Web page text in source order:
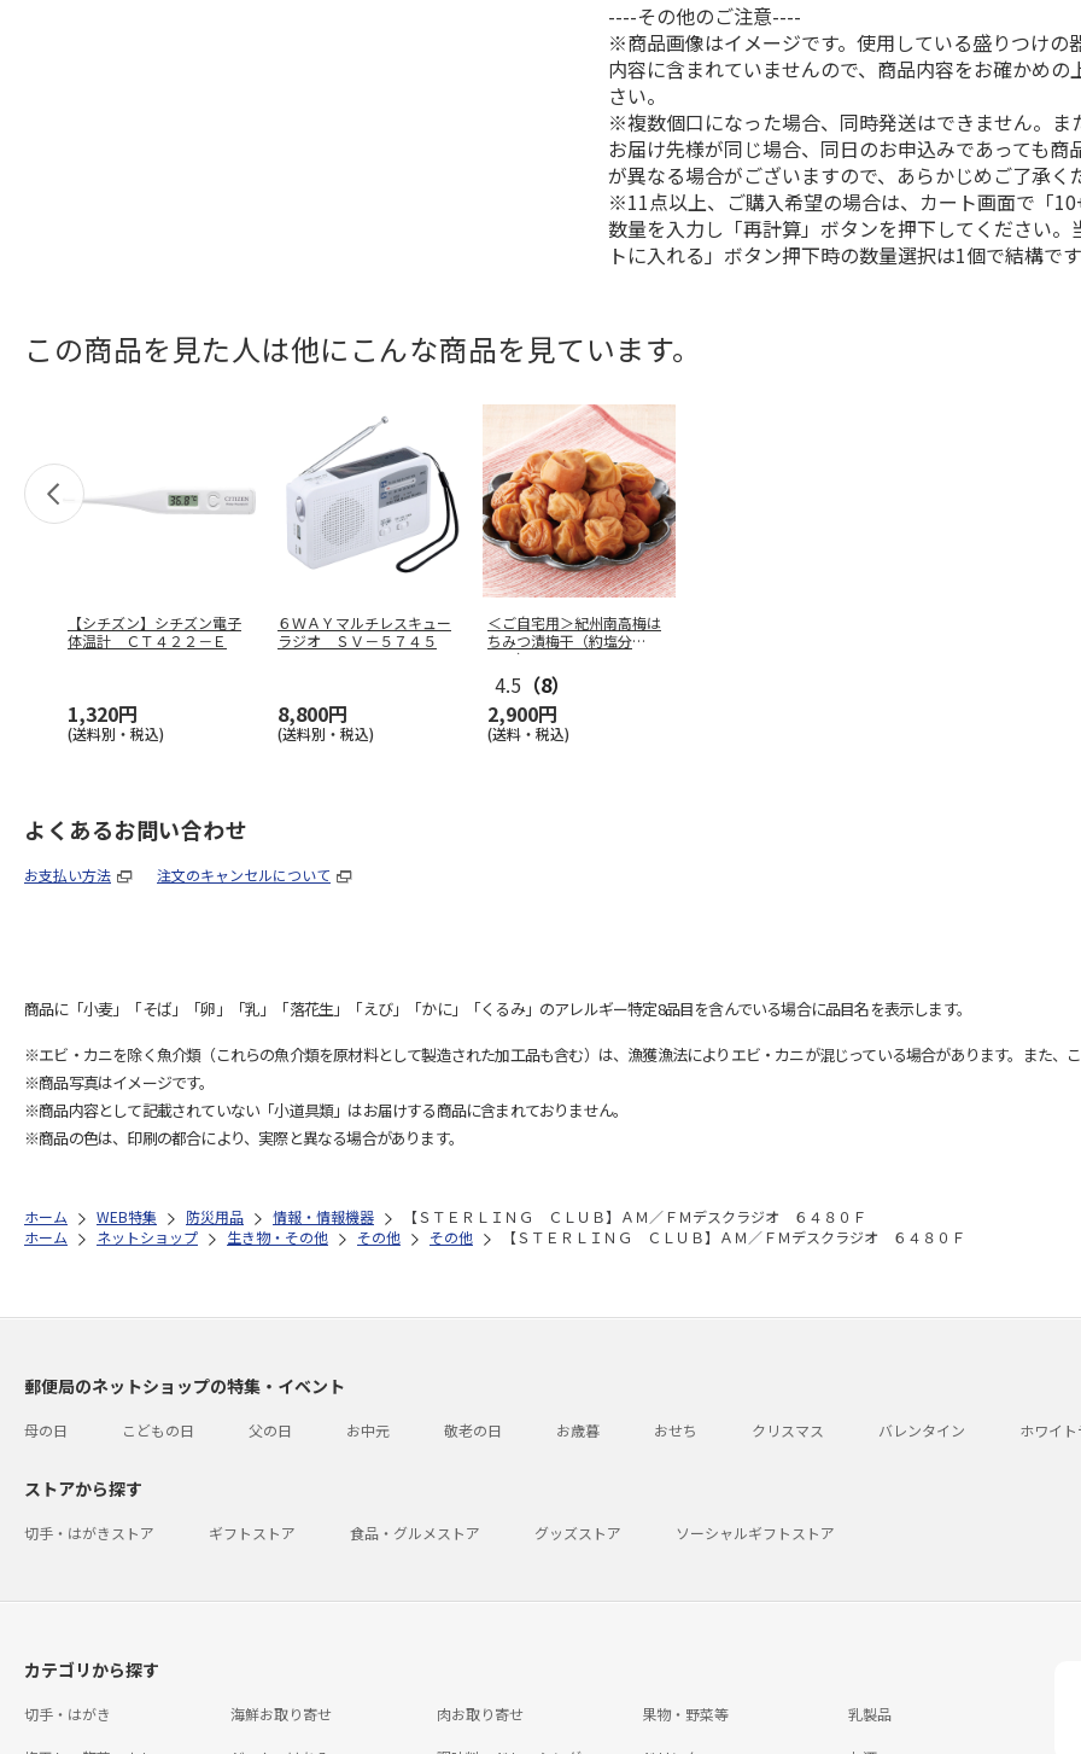
----その他のご注意----
※商品画像はイメージです。使用している盛りつけの
内容に含まれていませんので、商品内容をお確かめの
さい。
※複数個口になった場合、同時発送はできません。ま
お届け先様が同じ場合、同日のお申込みであっても商
が異なる場合がございますので、あらかじめご了承く
※11点以上、ご購入希望の場合は、カート画面で「
数量を入力し「再計算」ボタンを押下してください。
トに入れる」ボタン押下時の数量選択は1個で結構で
この商品を見た人は他にこんな商品を見ています。
【シチズン】シチズン電子
体温計 ＣＴ４２２－Ｅ
1,320円
(送料別・税込)
６ＷＡＹマルチレスキュー
ラジオ ＳＶ－５７４５
8,800円
(送料別・税込)
＜ご自宅用＞紀州南高梅は
ちみつ漬梅干（約塩分
４％） ３５０
4.5 （8）
2,900円
(送料・税込)
よくあるお問い合わせ
お支払い方法 注文のキャンセルについて
商品に「小麦」「そば」「卵」「乳」「落花生」「えび」「かに」「くるみ」のアレルギー特定8品目を含んでいる場合に品目名を表示します。
※エビ・カニを除く魚介類（これらの魚介類を原材料として製造された加工品も含む）は、漁獲漁法によりエビ・カニが混じっている場合があります。また、
※商品写真はイメージです。
※商品内容として記載されていない「小道具類」はお届けする商品に含まれておりません。
※商品の色は、印刷の都合により、実際と異なる場合があります。
ホーム WEB特集 防災用品 情報・情報機器
【ＳＴＥＲＬＩＮＧ ＣＬＵＢ】ＡＭ／ＦＭデスクラジオ ６４８０Ｆ
ホーム
ネットショップ 生き物・その他 その他 その他 【ＳＴＥＲＬＩＮＧ ＣＬＵＢ】ＡＭ／ＦＭデスクラジオ ６４８０Ｆ
郵便局のネットショップの特集・イベント
母の日 こどもの日 父の日 お中元 敬老の日 お歳暮 おせち クリスマス バレンタイン ホワイ
ストアから探す
切手・はがきストア ギフトストア 食品・グルメストア グッズストア ソーシャルギフトストア
カテゴリから探す
切手・はがき 海鮮お取り寄せ 肉お取り寄せ 果物・野菜等 乳製品